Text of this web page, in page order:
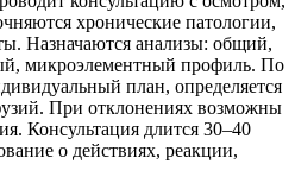
хронические патологии,
Назначаются анализы: общий,
микроэлементный профиль. По
план, определяется
При отклонениях возможны
Консультация длится 30–40
о действиях, реакции,